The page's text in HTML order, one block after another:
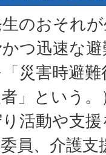
のおそれ
つ迅速な
災害時避
」という
活動や支
員、介護